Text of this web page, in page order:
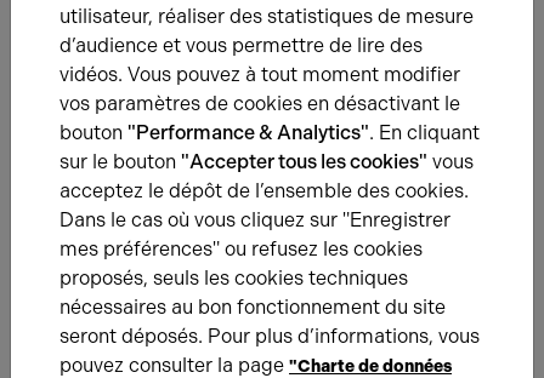
Adapter ses luminaires à la solution
d'éclairage choisie
technologie LED
bat tous les records, son
intégration sur un site existant n’est pas toujours
évidente. Un éclairage construit avec des lampes
halogènes ou à incandescence, n’aura pas le même
impact avec des LED. D’autres technologies comme
les OLED (Organic Light-Emitting Diode) répondent à
besoins spécifiques de décoration
, avec des
résultats des plus spectaculaires.
utilisateur, réaliser des statistiques de mesure
d’audience et vous permettre de lire des
vidéos. Vous pouvez à tout moment modifier
vos paramètres de cookies en désactivant le
bouton "Performance & Analytics". En cliquant
sur le bouton "Accepter tous les cookies" vous
acceptez le dépôt de l’ensemble des cookies.
Dans le cas où vous cliquez sur "Enregistrer
mes préférences" ou refusez les cookies
proposés, seuls les cookies techniques
nécessaires au bon fonctionnement du site
seront déposés. Pour plus d’informations, vous
pouvez consulter la page "Charte de données